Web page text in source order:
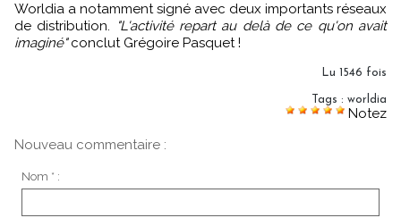
Worldia a notamment signé avec deux importants réseaux
de distribution.
"L'activité repart au delà de ce qu'on avait
imaginé"conclut Grégoire Pasquet !
Lu 1546 fois
Tags : worldia
Notez
Nouveau commentaire :
Nom * :